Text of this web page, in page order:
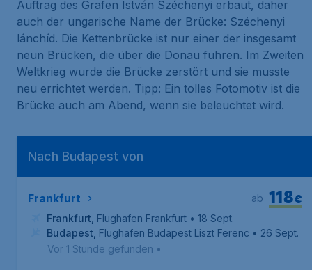
Auftrag des Grafen István Széchenyi erbaut, daher
auch der ungarische Name der Brücke: Széchenyi
lánchíd. Die Kettenbrücke ist nur einer der insgesamt
neun Brücken, die über die Donau führen. Im Zweiten
Weltkrieg wurde die Brücke zerstört und sie musste
neu errichtet werden. Tipp: Ein tolles Fotomotiv ist die
Brücke auch am Abend, wenn sie beleuchtet wird.
Nach Budapest von
Frankfurt €
118
ab
Frankfurt Flughafen Frankfurt • 18 Sept.
Budapest Flughafen Budapest Liszt Ferenc • 26 Sept.
Vor 1 Stunde gefunden •